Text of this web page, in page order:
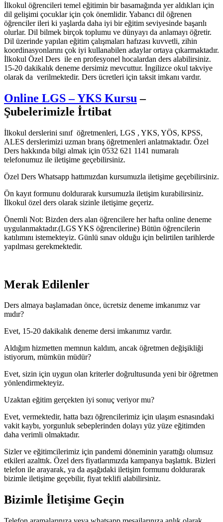
İlkokul öğrencileri temel eğitimin bir basamağında yer aldıkları için
dil gelişimi çocuklar için çok önemlidir. Yabancı dil öğrenen
öğrenciler ileri ki yaşlarda daha iyi bir eğitim seviyesinde başarılı
olurlar. Dil bilmek birçok toplumu ve dünyayı da anlamayı öğretir.
Dil üzerinde yapılan eğitim çalışmaları hafızası kuvvetli, zihin
koordinasyonlarını çok iyi kullanabilen adaylar ortaya çıkarmaktadır.
İlkokul Özel Ders ile en profesyonel hocalardan ders alabilirsiniz.
15-20 dakikalık deneme dersimiz mevcuttur. İngilizce okul takviye
olarak da verilmektedir. Ders ücretleri için taksit imkanı vardır.
Online LGS – YKS Kursu –
Şubelerimizle İrtibat
İlkokul derslerini sınıf öğretmenleri, LGS , YKS, YÖS, KPSS,
ALES derslerimizi uzman branş öğretmenleri anlatmaktadır. Özel
Ders hakkında bilgi almak için 0532 621 1141 numaralı
telefonumuz ile iletişime geçebilirsiniz.
Özel Ders Whatsapp hattımızdan kursumuzla iletişime geçebilirsiniz.
Ön kayıt formunu doldurarak kursumuzla iletişim kurabilirsiniz.
İlkokul özel ders olarak sizinle iletişime geçeriz.
Önemli Not: Bizden ders alan öğrencilere her hafta online deneme
uygulanmaktadır.(LGS YKS öğrencilerine) Bütün öğrencilerin
katılımını istemekteyiz. Günlü sınav olduğu için belirtilen tarihlerde
yapılması gerekmektedir.
Merak Edilenler
Ders almaya başlamadan önce, ücretsiz deneme imkanımız var
mıdır?
Evet, 15-20 dakikalık deneme dersi imkanımız vardır.
Aldığım hizmetten memnun kaldım, ancak öğretmen değişikliği
istiyorum, mümkün müdür?
Evet, sizin için uygun olan kriterler doğrultusunda yeni bir öğretmen
yönlendirmekteyiz.
Uzaktan eğitim gerçekten iyi sonuç veriyor mu?
Evet, vermektedir, hatta bazı öğrencilerimiz için ulaşım esnasındaki
vakit kaybı, yorgunluk sebeplerinden dolayı yüz yüze eğitimden
daha verimli olmaktadır.
Sizler ve eğitimcilerimiz için pandemi döneminin yarattığı olumsuz
etkileri azalttık. Özel ders fiyatlarımızda kampanya başlattık. Bizleri
telefon ile arayarak, ya da aşağıdaki iletişim formunu doldurarak
bizimle iletişime geçebilir, fiyat teklifi alabilirsiniz.
Bizimle İletişime Geçin